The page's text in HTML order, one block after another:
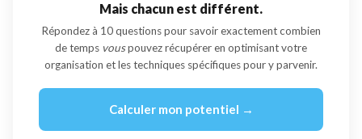
Mais chacun est différent.
Répondez à 10 questions pour savoir exactement combien
de temps vouspouvez récupérer en optimisant votre
organisation et les techniques spécifiques pour y parvenir.
Calculer mon potentiel →